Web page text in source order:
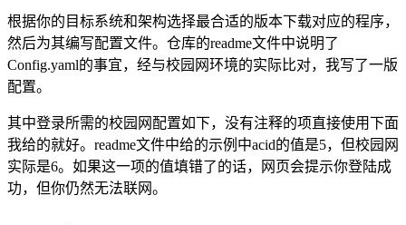
根据你的目标系统和架构选择最合适的版本下载对应的程序，
然后为其编写配置文件。仓库的readme文件中说明了
Config.yaml的事宜，经与校园网环境的实际比对，我写了一版
配置。
其中登录所需的校园网配置如下，没有注释的项直接使用下面
我给的就好。readme文件中给的示例中acid的值是5，但校园网
实际是6。如果这一项的值填错了的话，网页会提示你登陆成
功，但你仍然无法联网。